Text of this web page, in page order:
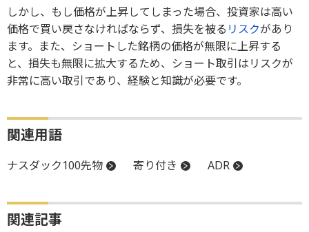
しかし、もし価格が上昇してしまった場合、投資家は高い
価格で買い戻さなければならず、損失を被る リスクがあり
ます。また、ショートした銘柄の価格が無限に上昇する
と、損失も無限に拡大するため、ショート取引はリスクが
非常に高い取引であり、経験と知識が必要です。
関連用語
ナスダック100先物 寄り付き ADR
関連記事